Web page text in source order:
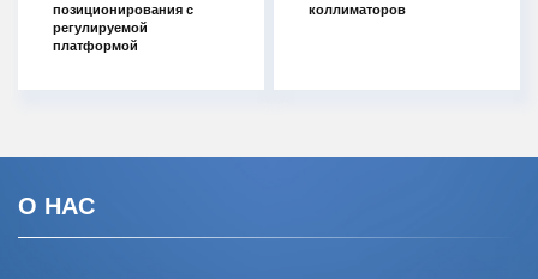
позиционирования с
регулируемой
платформой
коллиматоров
О НАС